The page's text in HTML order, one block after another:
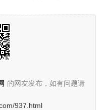
的网友发布，如有问题请
937.html